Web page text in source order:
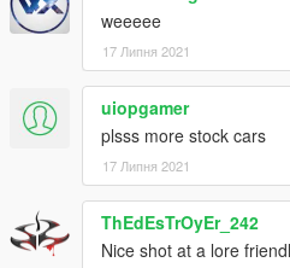
weeeee
17 Липня 2021
uiopgamer
plsss more stock cars
17 Липня 2021
ThEdEsTrOyEr_242
Nice shot at a lore